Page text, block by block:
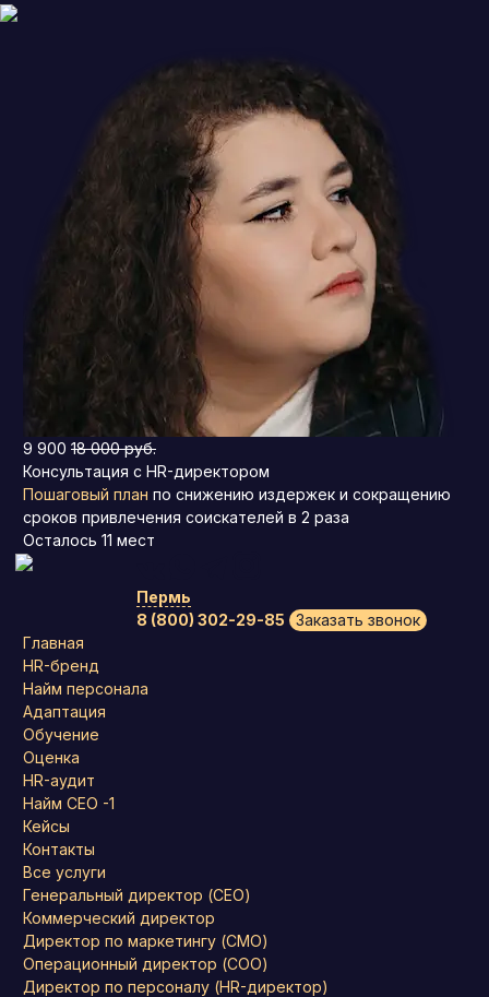
9 900 18 000 руб.
Консультация с HR-директором
Пошаговый план по снижению издержек и сокращению
сроков привлечения соискателей в 2 раза
Осталось 11 мест
Пермь
8 (800) 302-29-85
Заказать звонок
Главная
HR-бренд
Найм персонала
Адаптация
Обучение
Оценка
HR-аудит
Найм СЕО -1
Кейсы
Контакты
Все услуги
Генеральный директор (CEO)
Коммерческий директор
Директор по маркетингу (CMO)
Операционный директор (COO)
Директор по персоналу (HR-директор)